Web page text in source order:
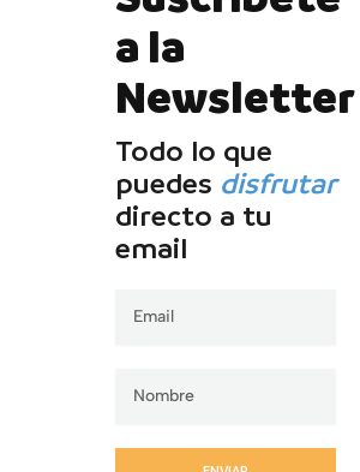
a la
Newsletter
Todo lo que
puedes disfrutar
directo a tu
email